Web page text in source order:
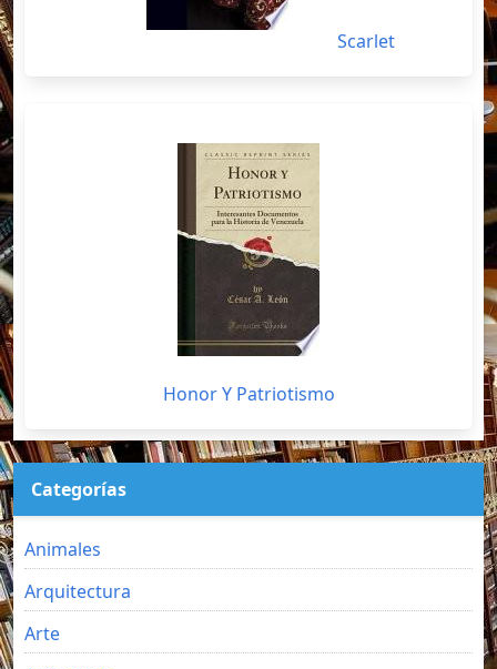
Scarlet
Honor Y Patriotismo
Categorías
Animales
Arquitectura
Arte